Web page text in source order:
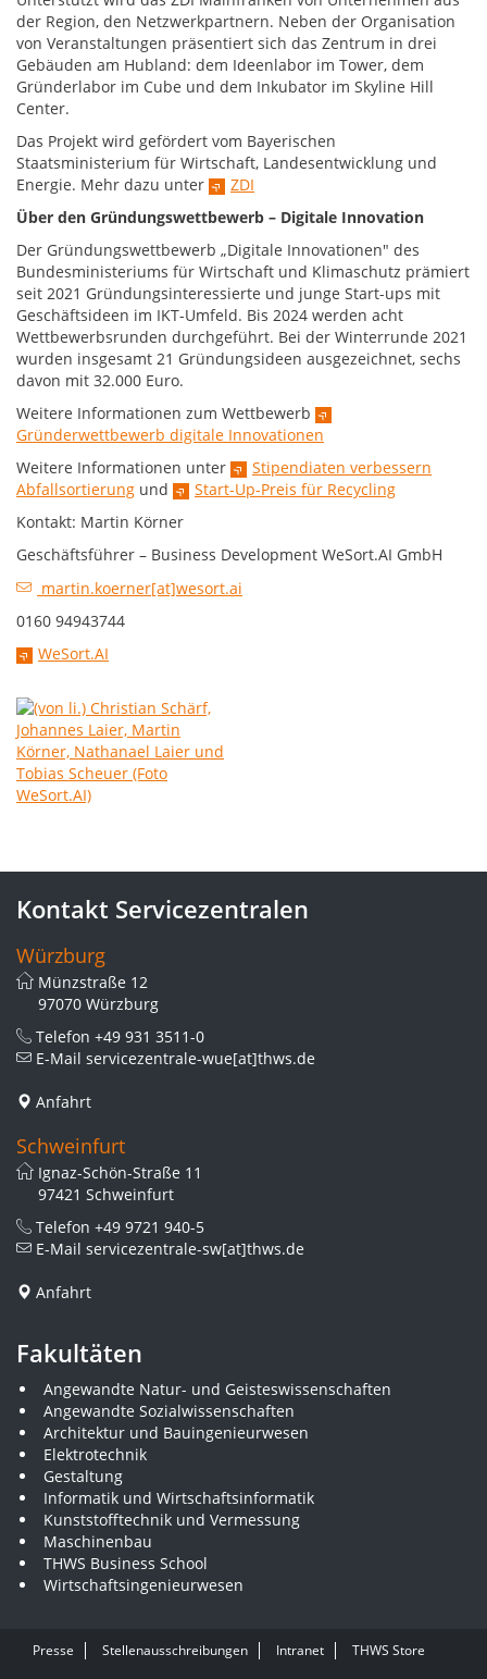
der Region, den Netzwerkpartnern. Neben der Organisation
von Veranstaltungen präsentiert sich das Zentrum in drei
Gebäuden am Hubland: dem Ideenlabor im Tower, dem
Gründerlabor im Cube und dem Inkubator im Skyline Hill
Center.
Das Projekt wird gefördert vom Bayerischen
Staatsministerium für Wirtschaft, Landesentwicklung und
Energie. Mehr dazu unter
ZDI
Über den Gründungswettbewerb – Digitale Innovation
Der Gründungswettbewerb „Digitale Innovationen" des
Bundesministeriums für Wirtschaft und Klimaschutz prämiert
seit 2021 Gründungsinteressierte und junge Start-ups mit
Geschäftsideen im IKT-Umfeld. Bis 2024 werden acht
Wettbewerbsrunden durchgeführt. Bei der Winterrunde 2021
wurden insgesamt 21 Gründungsideen ausgezeichnet, sechs
davon mit 32.000 Euro.
Weitere Informationen zum Wettbewerb
Gründerwettbewerb digitale Innovationen
Weitere Informationen unter
Stipendiaten verbessern
Abfallsortierung und
Start-Up-Preis für Recycling
Kontakt: Martin Körner
Geschäftsführer – Business Development WeSort.AI GmbH
martin.koerner[at]wesort.ai
0160 94943744
WeSort.AI
Kontakt Servicezentralen
Würzburg
Münzstraße 12
97070 Würzburg
Telefon +49 931 3511-0
E-Mail servicezentrale-wue[at]thws.de
Anfahrt
Schweinfurt
Ignaz-Schön-Straße 11
97421 Schweinfurt
Telefon +49 9721 940-5
E-Mail servicezentrale-sw[at]thws.de
Anfahrt
Fakultäten
Angewandte Natur- und Geisteswissenschaften
Angewandte Sozialwissenschaften
Architektur und Bauingenieurwesen
Elektrotechnik
Gestaltung
Informatik und Wirtschaftsinformatik
Kunststofftechnik und Vermessung
Maschinenbau
THWS Business School
Wirtschaftsingenieurwesen
Presse Stellenausschreibungen Intranet THWS Store